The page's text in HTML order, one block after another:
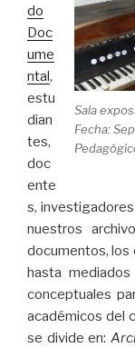
Sala
Fecha:
do
Doc
ume
ntal ,
estu
dian
tes,
doc
ente
s,
nuestros
documentos, los
hasta
conceptuales
académicos del
se divide en: